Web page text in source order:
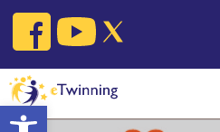
Open toolbar
Skip
content